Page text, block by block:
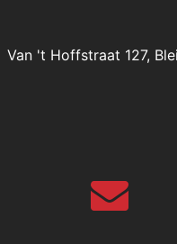
Van 't Hoffstraat 127,